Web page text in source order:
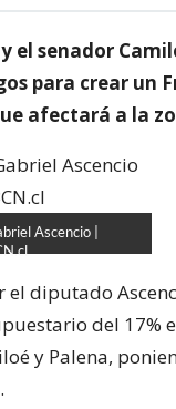
el senador
para crear un
afectará a la
Ascencio |
diputado
del 17%
y Palena,